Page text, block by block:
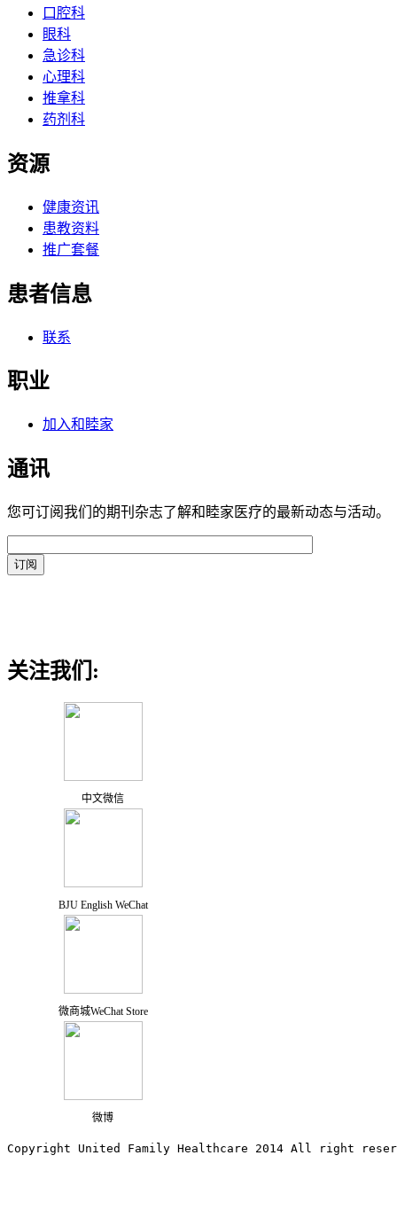
口腔科
眼科
急诊科
心理科
推拿科
药剂科
资源
健康资讯
患教资料
推广套餐
患者信息
联系
职业
加入和睦家
通讯
您可订阅我们的期刊杂志了解和睦家医疗的最新动态与活动。
关注我们:
中文微信
BJU English WeChat
微商城WeChat Store
微博
Copyright United Family Healthcare 2014 All right